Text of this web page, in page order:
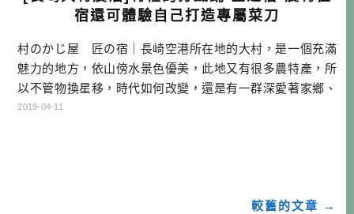
宿還可體驗自己打造專屬菜刀
村のかじ屋 匠の宿｜長崎空港所在地的大村，是一個充滿
魅力的地方，依山傍水景色優美，此地又有很多農特產，所
以不管物換星移，時代如何改變，還是有一群深愛著家鄉、
非常有趣的人們住在這裡。如果想要跟他們更深入的交流，
2019-04-11
較舊的文章 →